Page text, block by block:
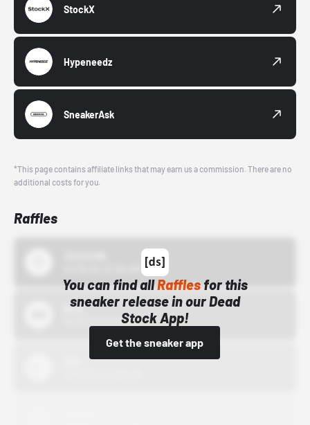
StockX
Hypeneedz
SneakerAsk
*This page contains affiliate links that may earn us a commission. There are no
additional costs for you.
Raffles
You can find allRafflesfor this
sneaker release in our Dead
Stock App!
Get the sneaker app
Bstn
10/01/22 12:00 AM